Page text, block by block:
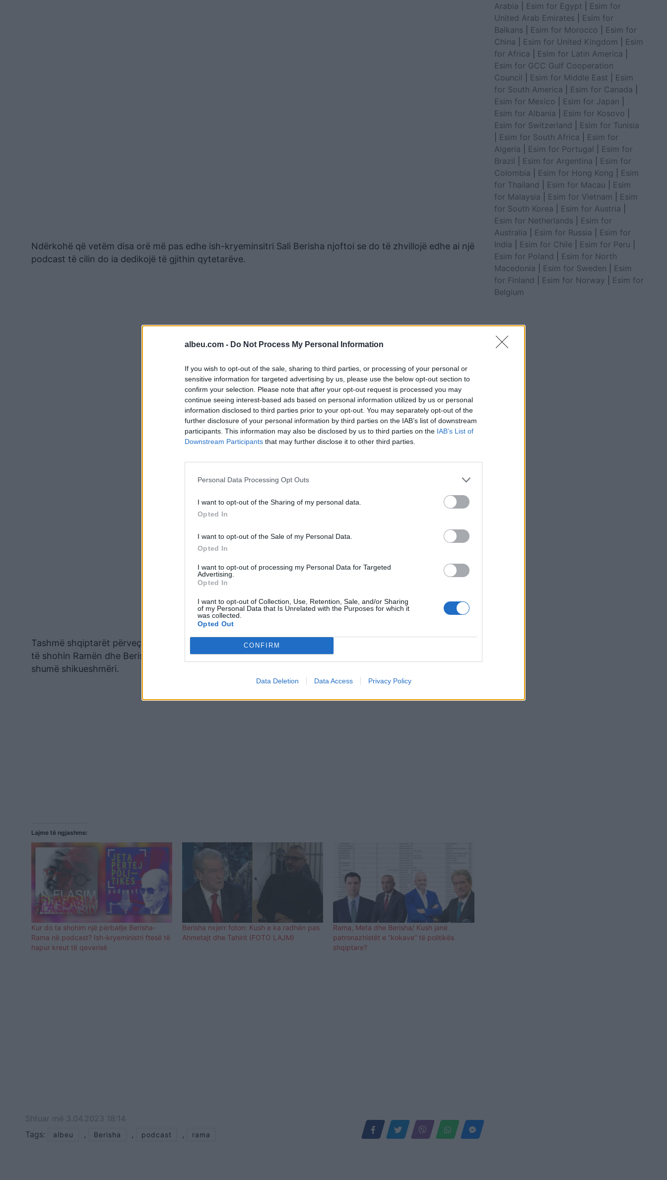
albeu.com - Do Not Process My Personal Information
If you wish to opt-out of the sale, sharing to third parties, or processing of your personal or
sensitive information for targeted advertising by us, please use the below opt-out section to
confirm your selection. Please note that after your opt-out request is processed you may
continue seeing interest-based ads based on personal information utilized by us or personal
information disclosed to third parties prior to your opt-out. You may separately opt-out of the
further disclosure of your personal information by third parties on the IAB’s list of downstream
participants. This information may also be disclosed by us to third parties on the IAB’s List of
Downstream Participants that may further disclose it to other third parties.
Personal Data Processing Opt Outs
I want to opt-out of the Sharing of my personal data.
Opted In
I want to opt-out of the Sale of my Personal Data.
Opted In
I want to opt-out of processing my Personal Data for Targeted
Advertising.
Opted In
I want to opt-out of Collection, Use, Retention, Sale, and/or Sharing
of my Personal Data that Is Unrelated with the Purposes for which it
was collected.
Opted Out
CONFIRM
Data Deletion Data Access Privacy Policy
Ndërkohë që vetëm disa orë më pas edhe ish-kryeminsitri Sali Berisha njoftoi se do të zhvillojë edhe ai një
podcast të cilin do ia dedikojë të gjithin qytetarëve.
Tashmë shqiptarët përveç dy politikanëve rrace që janë mësuar të shohin përgjatë këtyre 3 dekadave, do
të shohin Ramën dhe Berishën edhe në rolin e moderatorëve, ,betet për tu parë se kush do të “thithë” më
shumë shikueshmëri.
Lajme të ngjashme:
Kur do ta shohim një përballje Berisha-
Rama në podcast? Ish-kryeministri ftesë të
hapur kreut të qeverisë
Berisha nxjerr foton: Kush e ka radhën pas
Ahmetajt dhe Tahirit (FOTO LAJM)
Rama, Meta dhe Berisha/ Kush janë
patronazhistët e “kokave” të politikës
shqiptare?
Shtuar më 3.04.2023 18:14
Tags:
albeu , Berisha , podcast , rama
Arabia
Esim for Egypt
Esim for
United Arab Emirates
Esim for
Balkans
Esim for Morocco
Esim for
China
Esim for United Kingdom
Esim
for Africa
Esim for Latin America
Esim for GCC Gulf Cooperation
Council
Esim for Middle East
Esim
for South America
Esim for Canada
Esim for Mexico
Esim for Japan
Esim for Albania
Esim for Kosovo
Esim for Switzerland
Esim for Tunisia
Esim for South Africa
Esim for
Algeria
Esim for Portugal
Esim for
Brazil
Esim for Argentina
Esim for
Colombia
Esim for Hong Kong
Esim
for Thailand
Esim for Macau
Esim
for Malaysia
Esim for Vietnam
Esim
for South Korea
Esim for Austria
Esim for Netherlands
Esim for
Australia
Esim for Russia
Esim for
India
Esim for Chile Esim for Peru
Esim for Poland
Esim for North
Macedonia
Esim for Sweden
Esim
for Finland
Esim for Norway
Esim for
Belgium